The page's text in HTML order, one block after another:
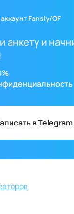
Fansly/OF
анкету и
в Telegram